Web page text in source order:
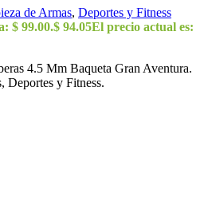
de Armas, Deportes y Fitness
$ 99.00.$ 94.05El precio actual es:
4.5 Mm Baqueta Gran Aventura.
Deportes y Fitness.